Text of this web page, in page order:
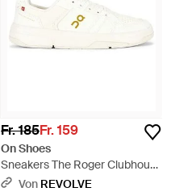
Fr. 185Fr. 159
On Shoes
Sneakers The Roger Clubhouse
Ace - Weiß
Von REVOLVE